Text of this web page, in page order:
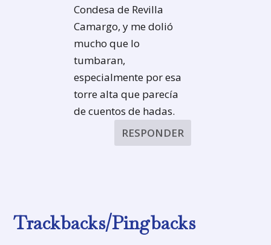
Condesa de Revilla
Camargo, y me dolió
mucho que lo
tumbaran,
especialmente por esa
torre alta que parecía
de cuentos de hadas.
RESPONDER
Trackbacks/Pingbacks